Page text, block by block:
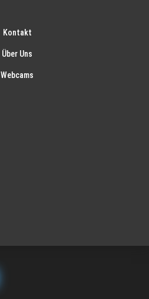
Kontakt
Über Uns
Webcams